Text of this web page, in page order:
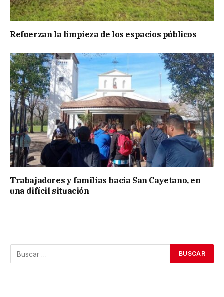
Refuerzan la limpieza de los espacios públicos
Trabajadores y familias hacia San Cayetano, en
una difícil situación